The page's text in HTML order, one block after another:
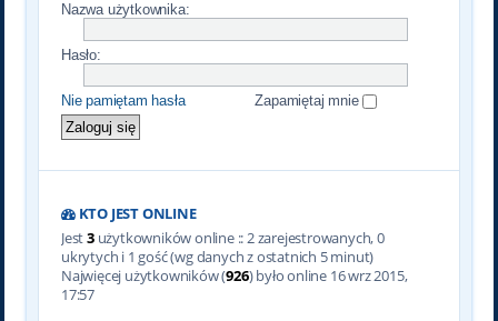
Nazwa użytkownika:
Hasło:
Nie pamiętam hasła Zapamiętaj mnie
KTO JEST ONLINE
Jest3użytkowników online :: 2 zarejestrowanych, 0
ukrytych i 1 gość (wg danych z ostatnich 5 minut)
Najwięcej użytkowników (926) było online 16 wrz 2015,
17:57